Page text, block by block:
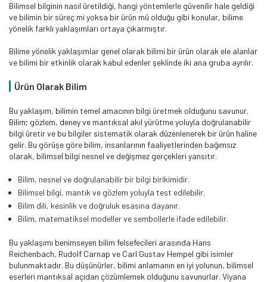
Bilimsel bilginin nasıl üretildiği, hangi yöntemlerle güvenilir hale geldiği
ve bilimin bir süreç mi yoksa bir ürün mü olduğu gibi konular, bilime
yönelik farklı yaklaşımları ortaya çıkarmıştır​.
Bilime yönelik yaklaşımlar genel olarak bilimi bir ürün olarak ele alanlar
ve bilimi bir etkinlik olarak kabul edenler şeklinde iki ana gruba ayrılır.
Ürün Olarak Bilim
Bu yaklaşım, bilimin temel amacının bilgi üretmek olduğunu savunur.
Bilim; gözlem, deney ve mantıksal akıl yürütme yoluyla doğrulanabilir
bilgi üretir ve bu bilgiler sistematik olarak düzenlenerek bir ürün haline
gelir. Bu görüşe göre bilim, insanlarının faaliyetlerinden bağımsız
olarak, bilimsel bilgi nesnel ve değişmez gerçekleri yansıtır​.
Bilim, nesnel ve doğrulanabilir bir bilgi birikimidir.
Bilimsel bilgi, mantık ve gözlem yoluyla test edilebilir.
Bilim dili, kesinlik ve doğruluk esasına dayanır.
Bilim, matematiksel modeller ve sembollerle ifade edilebilir.
Bu yaklaşımı benimseyen bilim felsefecileri arasında Hans
Reichenbach, Rudolf Carnap ve Carl Gustav Hempel gibi isimler
bulunmaktadır. Bu düşünürler, bilimi anlamanın en iyi yolunun, bilimsel
eserleri mantıksal açıdan çözümlemek olduğunu savunurlar. Viyana